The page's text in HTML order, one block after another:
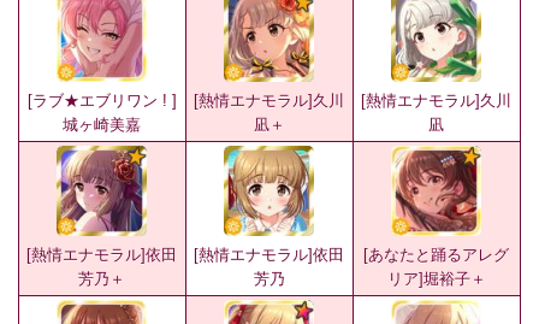
[ラブ★エブリワン ! ]
城ヶ崎美嘉
[熱情エナモラル]久川
凪＋
[熱情エナモラル]久川
凪
[熱情エナモラル]依田
芳乃＋
[熱情エナモラル]依田
芳乃
[あなたと踊るアレグ
リア]堀裕子＋